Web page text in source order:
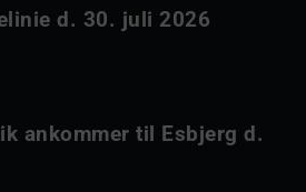
d. 30. juli 2026
ankommer til Esbjerg d.